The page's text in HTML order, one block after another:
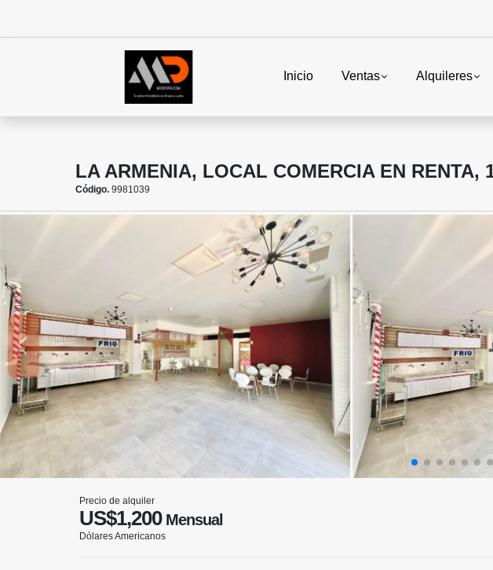
Inicio Ventas Alquileres
LA ARMENIA, LOCAL COMERCIA EN RENTA,
Código. 9981039
Precio de alquiler
US$1,200Mensual
Dólares Americanos